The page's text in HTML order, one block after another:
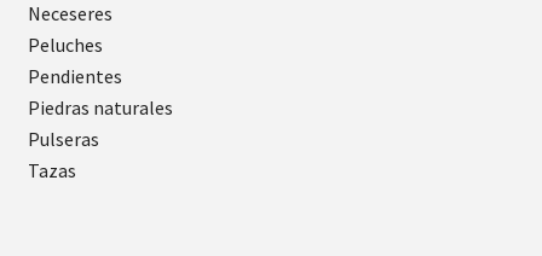
Neceseres
Peluches
Pendientes
Piedras naturales
Pulseras
Tazas